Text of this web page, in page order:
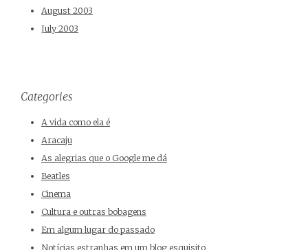
August 2003
July 2003
Categories
A vida como ela é
Aracaju
As alegrias que o Google me dá
Beatles
Cinema
Cultura e outras bobagens
Em algum lugar do passado
Notícias estranhas em um blog esquisito